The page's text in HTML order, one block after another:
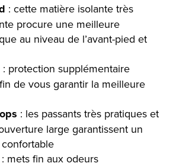
: cette matière isolante très
procure une meilleure
au niveau de l’avant-pied et
: protection supplémentaire
de vous garantir la meilleure
: les passants très pratiques et
large garantissent un
: mets fin aux odeurs